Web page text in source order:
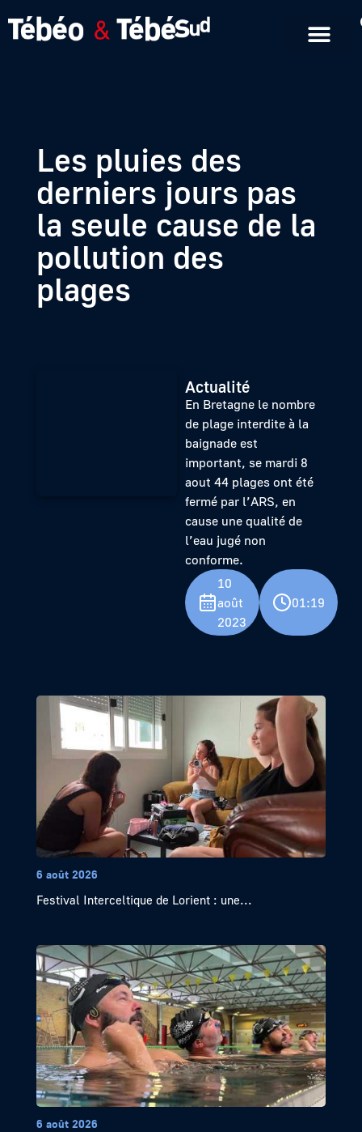
Les pluies des
derniers jours pas
la seule cause de la
pollution des
plages
Actualité
En Bretagne le nombre
de plage interdite à la
baignade est
important, se mardi 8
aout 44 plages ont été
fermé par l’ARS, en
cause une qualité de
l’eau jugé non
conforme.
10
août
2023
01:19
6 août 2026
Festival Interceltique de Lorient : une...
6 août 2026